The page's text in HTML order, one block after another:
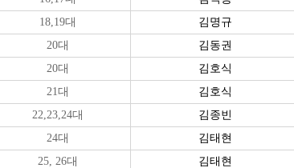
18,19대
김명규
20대
김동권
20대
김호식
21대
김호식
22,23,24대 김종빈
24대
김태현
25, 26대
김태현